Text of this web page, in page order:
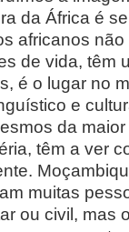
da África é
africanos
de vida, têm
é o lugar no
e
da
têm a ver
muitas
ou civil, mas